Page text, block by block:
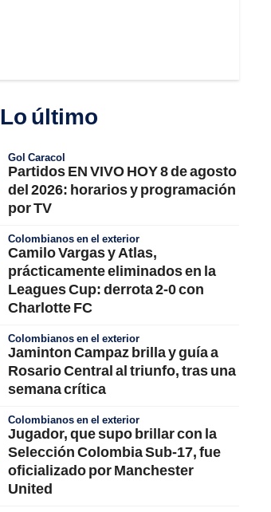
Lo último
Gol Caracol
Partidos EN VIVO HOY 8 de agosto
del 2026: horarios y programación
por TV
Colombianos en el exterior
Camilo Vargas y Atlas,
prácticamente eliminados en la
Leagues Cup: derrota 2-0 con
Charlotte FC
Colombianos en el exterior
Jaminton Campaz brilla y guía a
Rosario Central al triunfo, tras una
semana crítica
Colombianos en el exterior
Jugador, que supo brillar con la
Selección Colombia Sub-17, fue
oficializado por Manchester
United